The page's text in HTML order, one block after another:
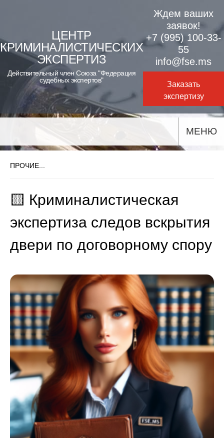
content
ЦЕНТР
КРИМИНАЛИСТИЧЕСКИХ
ЭКСПЕРТИЗ
Действительный член Союза "Федерация
судебных экспертов"
Ждем ваших
заявок!
+7 (995) 100-33-
55
info@fse.ms
Заказать
экспертизу
МЕНЮ
ПРОЧИЕ...
🟨 Криминалистическая
экспертиза следов вскрытия
двери по договорному спору